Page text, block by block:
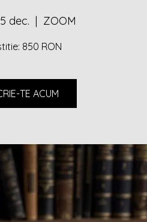
dec.
  |
ZOOM
850 RON
TE ACUM